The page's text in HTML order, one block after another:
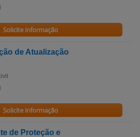
Solicite informação
de Atualização
Solicite informação
de Proteção e